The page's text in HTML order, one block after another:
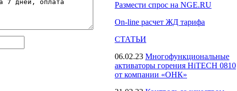
Размести спрос на NGE.RU
On-line расчет ЖД тарифа
СТАТЬИ
06.02.23 Многофункциональные
активаторы горения HiTECH 0810
от компании «ОНК»